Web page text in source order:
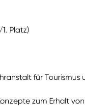
Platz)
für Tourismus
zum Erhalt von